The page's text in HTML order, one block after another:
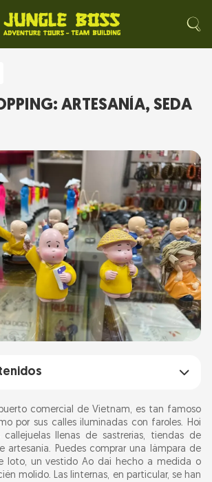
ARTESANÍA, SEDA
An
comprar en Hoi An?
ir de compras en Hoi An
comercial de Vietnam, es tan famoso
por sus calles iluminadas con faroles. Hoi
llenas de sastrerías, tiendas de
artesanía. Puedes comprar una lámpara de
loto, un vestido Ao dai hecho a medida o
molido. Las linternas, en particular, se han